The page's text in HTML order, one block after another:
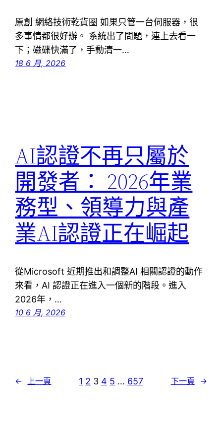
原創 網絡技術乾貨圈 如果只管一台伺服器，很
多事情都很好辦。 系統出了問題，連上去看一
下；磁碟快滿了，手動清一…
18 6 月, 2026
AI認證不再只屬於
開發者： 2026年業
務型、領導力與產
業AI認證正在崛起
從Microsoft 近期推出和調整AI 相關認證的動作
來看，AI 認證正在進入一個新的階段。進入
2026年，…
10 6 月, 2026
← 上一頁 1 2 3 4 5 … 657 下一頁 →